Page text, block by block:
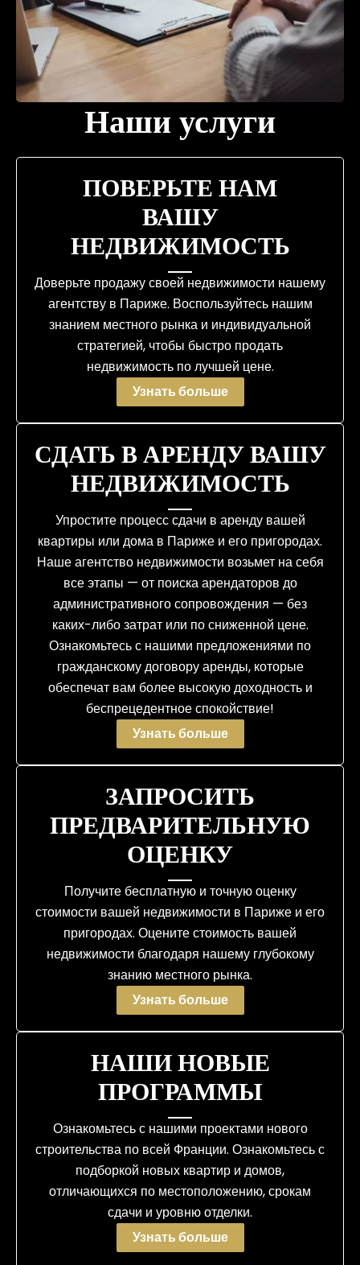
Наши услуги
ПОВЕРЬТЕ НАМ
ВАШУ
НЕДВИЖИМОСТЬ
Доверьте продажу своей недвижимости нашему
агентству в Париже. Воспользуйтесь нашим
знанием местного рынка и индивидуальной
стратегией, чтобы быстро продать
недвижимость по лучшей цене.
Узнать больше
СДАТЬ В АРЕНДУ ВАШУ
НЕДВИЖИМОСТЬ
Упростите процесс сдачи в аренду вашей
квартиры или дома в Париже и его пригородах.
Наше агентство недвижимости возьмет на себя
все этапы — от поиска арендаторов до
административного сопровождения — без
каких-либо затрат или по сниженной цене.
Ознакомьтесь с нашими предложениями по
гражданскому договору аренды, которые
обеспечат вам более высокую доходность и
беспрецедентное спокойствие!
Узнать больше
ЗАПРОСИТЬ
ПРЕДВАРИТЕЛЬНУЮ
ОЦЕНКУ
Получите бесплатную и точную оценку
стоимости вашей недвижимости в Париже и его
пригородах. Оцените стоимость вашей
недвижимости благодаря нашему глубокому
знанию местного рынка.
Узнать больше
НАШИ НОВЫЕ
ПРОГРАММЫ
Ознакомьтесь с нашими проектами нового
строительства по всей Франции. Ознакомьтесь с
подборкой новых квартир и домов,
отличающихся по местоположению, срокам
сдачи и уровню отделки.
Узнать больше